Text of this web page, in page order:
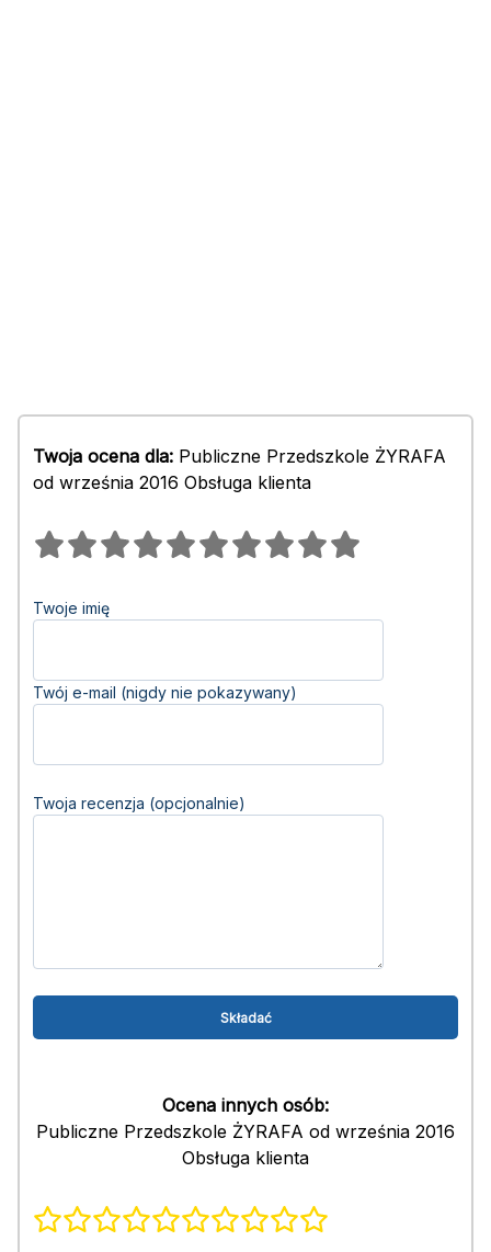
Twoja ocena dla: Publiczne Przedszkole ŻYRAFA
od września 2016 Obsługa klienta
Twoje imię
Twój e-mail (nigdy nie pokazywany)
Twoja recenzja (opcjonalnie)
Ocena innych osób:
Publiczne Przedszkole ŻYRAFA od września 2016
Obsługa klienta